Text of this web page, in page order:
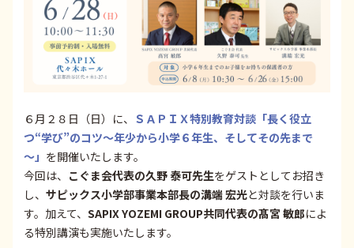
６月２８日（日）に、 ＳＡＰＩＸ特別教育対談「長く役立
つ“学び”のコツ～年少から小学６年生、そしてその先まで
～」 を開催いたします。
今回は、 こぐま会代表の久野 泰可先生をゲストとしてお招き
し、 サピックス小学部事業本部長の溝端 宏光と対談を行いま
す。加えて、 SAPIX YOZEMI GROUP共同代表の髙宮 敏郎によ
る特別講演も実施いたします。